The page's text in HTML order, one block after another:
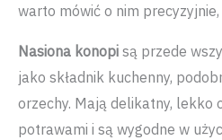
warto mówić o nim
Nasiona konopisą przede
jako składnik kuchenny,
orzechy. Mają delikatny, lekko
potrawami i są wygodne w